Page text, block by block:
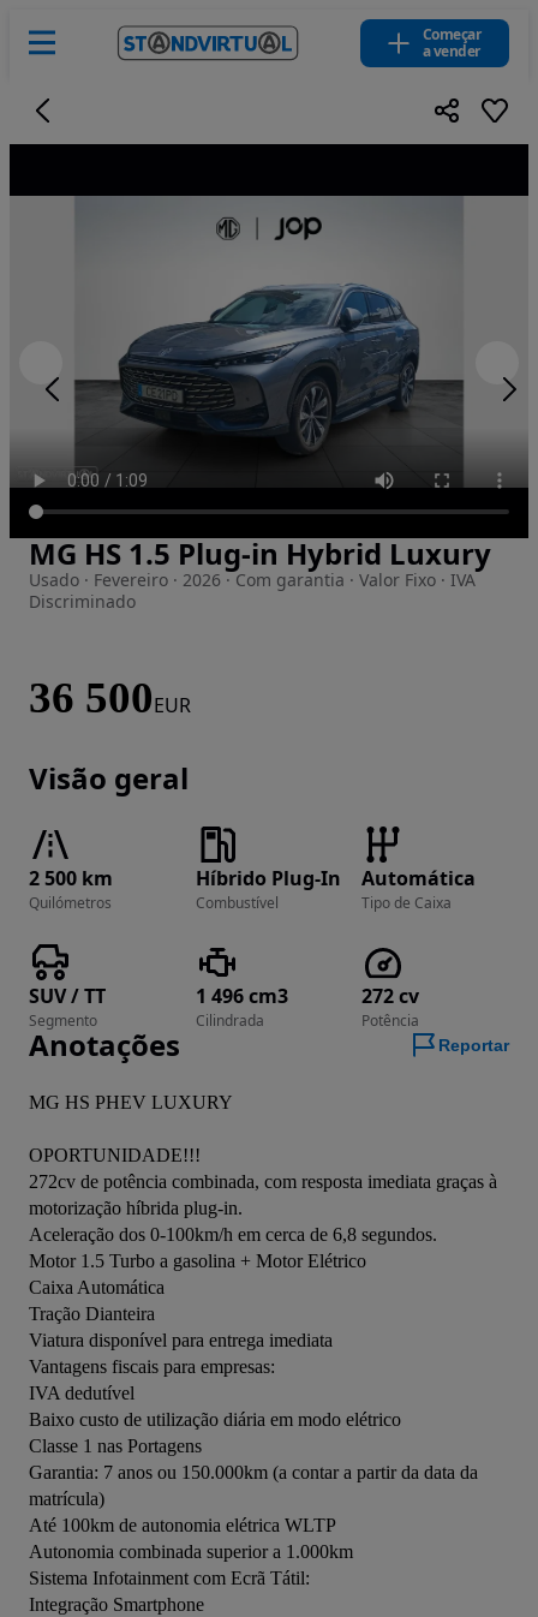
Começar
a vender
Imagem 1 de 18
MG HS 1.5 Plug-in Hybrid Luxury
Usado · Fevereiro · 2026 · Com garantia · Valor Fixo · IVA
Discriminado
36 500EUR
Visão geral
2 500 km
Quilómetros
Híbrido Plug-In
Combustível
Automática
Tipo de Caixa
SUV / TT
Segmento
1 496 cm3
Cilindrada
272 cv
Potência
Anotações Reportar
MG HS PHEV LUXURY
OPORTUNIDADE!!!
272cv de potência combinada, com resposta imediata graças à
motorização híbrida plug-in.
Aceleração dos 0-100km/h em cerca de 6,8 segundos.
Motor 1.5 Turbo a gasolina + Motor Elétrico
Caixa Automática
Tração Dianteira
Viatura disponível para entrega imediata
Vantagens fiscais para empresas:
IVA dedutível
Baixo custo de utilização diária em modo elétrico
Classe 1 nas Portagens
Garantia: 7 anos ou 150.000km (a contar a partir da data da
matrícula)
Até 100km de autonomia elétrica WLTP
Autonomia combinada superior a 1.000km
Sistema Infotainment com Ecrã Tátil:
Integração Smartphone